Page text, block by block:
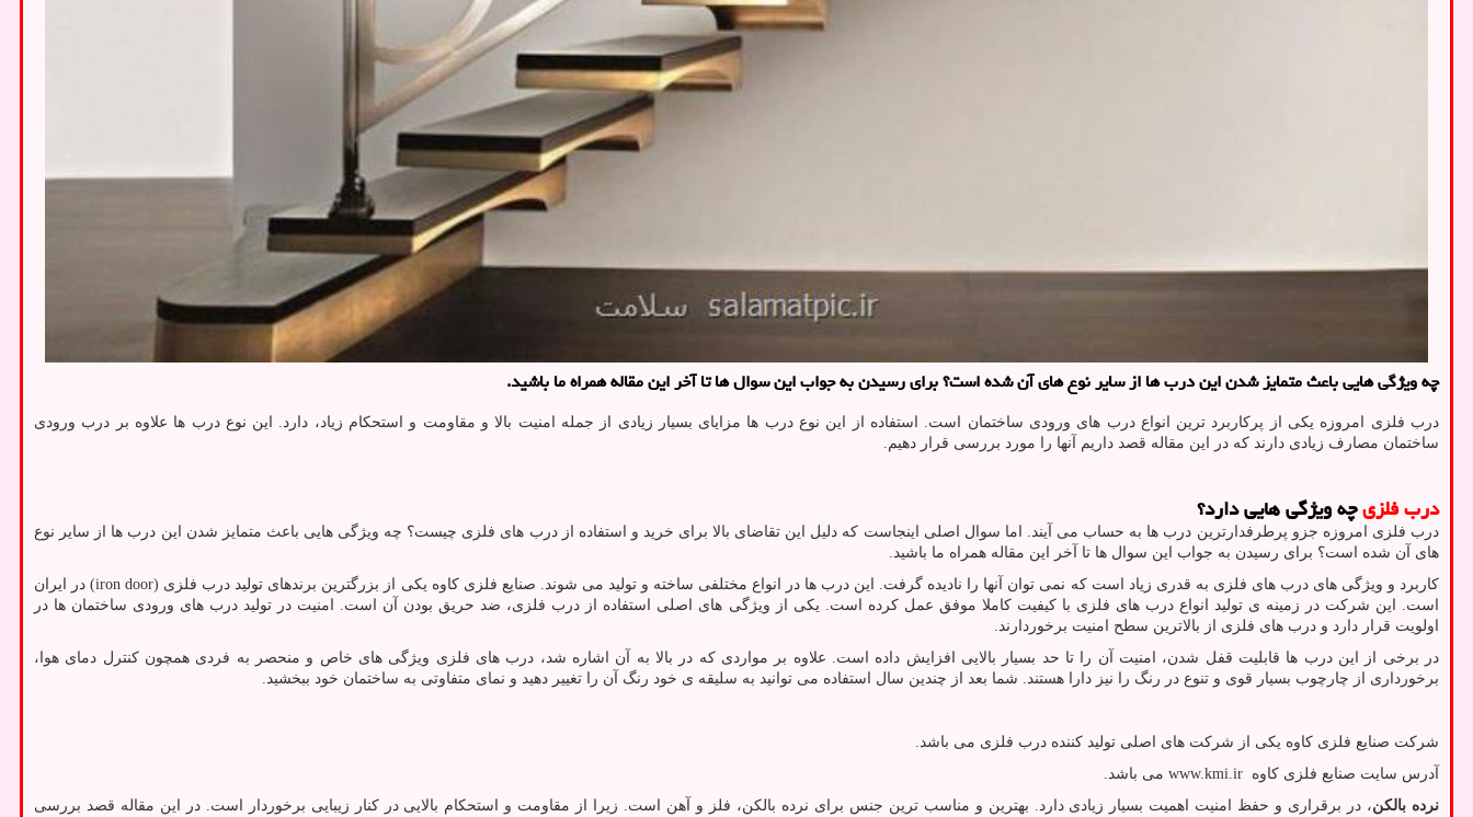
چه ویژگی هایی باعث متمایز شدن این درب ها از سایر نوع های آن شده است؟ برای رسیدن به جواب این سوال ها تا آخر این مقاله همراه ما باشید.
درب فلزی امروزه یکی از پرکاربرد ترین انواع درب های ورودی ساختمان است. استفاده از این نوع درب ها مزایای بسیار زیادی از جمله امنیت بالا و مقاومت و استحکام زیاد، دارد. این نوع درب ها علاوه بر درب ورودی
ساختمان مصارف زیادی دارند که در این مقاله قصد داریم آنها را مورد بررسی قرار دهیم.
درب فلزیچه ویژگی هایی دارد؟
درب فلزی امروزه جزو پرطرفدارترین درب ها به حساب می آیند. اما سوال اصلی اینجاست که دلیل این تقاضای بالا برای خرید و استفاده از درب های فلزی چیست؟ چه ویژگی هایی باعث متمایز شدن این درب ها از سایر نوع
های آن شده است؟ برای رسیدن به جواب این سوال ها تا آخر این مقاله همراه ما باشید.
کاربرد و ویژگی های درب های فلزی به قدری زیاد است که نمی توان آنها را نادیده گرفت. این درب ها در انواع مختلفی ساخته و تولید می شوند. صنایع فلزی کاوه یکی از بزرگترین برندهای تولید درب فلزی (iron door) در ایران
است. این شرکت در زمینه ی تولید انواع درب های فلزی با کیفیت کاملا موفق عمل کرده است. یکی از ویژگی های اصلی استفاده از درب فلزی، ضد حریق بودن آن است. امنیت در تولید درب های ورودی ساختمان ها در
اولویت قرار دارد و درب های فلزی از بالاترین سطح امنیت برخوردارند.
در برخی از این درب ها قابلیت قفل شدن، امنیت آن را تا حد بسیار بالایی افزایش داده است. علاوه بر مواردی که در بالا به آن اشاره شد، درب های فلزی ویژگی های خاص و منحصر به فردی همچون کنترل دمای هوا،
برخورداری از چارچوب بسیار قوی و تنوع در رنگ را نیز دارا هستند. شما بعد از چندین سال استفاده می توانید به سلیقه ی خود رنگ آن را تغییر دهید و نمای متفاوتی به ساختمان خود ببخشید.
شرکت صنایع فلزی کاوه یکی از شرکت های اصلی تولید کننده درب فلزی می باشد.
آدرس سایت صنایع فلزی کاوه www.kmi.ir می باشد.
نرده بالکن، در برقراری و حفظ امنیت اهمیت بسیار زیادی دارد. بهترین و مناسب ترین جنس برای نرده بالکن، فلز و آهن است. زیرا از مقاومت و استحکام بالایی در کنار زیبایی برخوردار است. در این مقاله قصد بررسی